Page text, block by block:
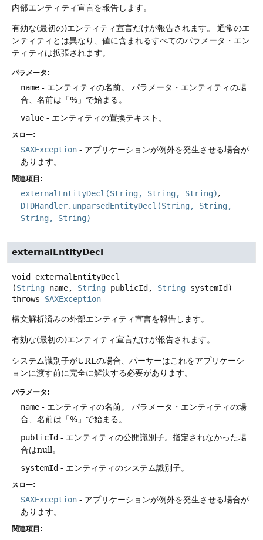
内部エンティティ宣言を報告します。
有効な(最初の)エンティティ宣言だけが報告されます。
通常のエ
ンティティとは異なり、値に含まれるすべてのパラメータ・エン
ティティは拡張されます。
パラメータ:
name - エンティティの名前。
パラメータ・エンティティの場
合、名前は「%」で始まる。
value - エンティティの置換テキスト。
スロー:
SAXException - アプリケーションが例外を発生させる場合が
あります。
関連項目:
externalEntityDecl(String, String, String)
DTDHandler.unparsedEntityDecl(String, String,
String, String)
externalEntityDecl
void
externalEntityDecl
(String name, String publicId, String systemId)
throws SAXException
構文解析済みの外部エンティティ宣言を報告します。
有効な(最初の)エンティティ宣言だけが報告されます。
システム識別子がURLの場合、パーサーはこれをアプリケーシ
ョンに渡す前に完全に解決する必要があります。
パラメータ:
name - エンティティの名前。
パラメータ・エンティティの場
合、名前は「%」で始まる。
publicId - エンティティの公開識別子。指定されなかった場
合はnull。
systemId - エンティティのシステム識別子。
スロー:
SAXException - アプリケーションが例外を発生させる場合が
あります。
関連項目: